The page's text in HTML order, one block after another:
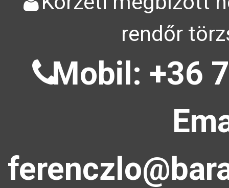
rendőr
Mobil: +36